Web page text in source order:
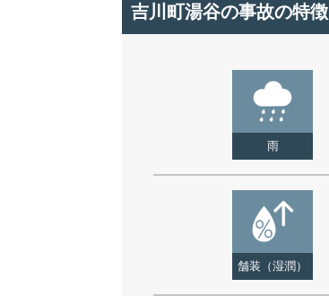
吉川町湯谷の事故の特徴
雨
舗装（湿潤）